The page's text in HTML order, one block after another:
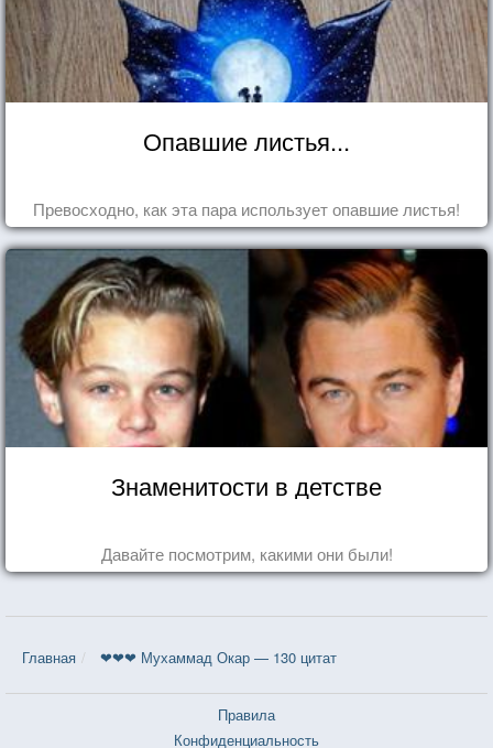
Опавшие листья...
Превосходно, как эта пара использует опавшие листья!
Знаменитости в детстве
Давайте посмотрим, какими они были!
Главная ❤❤❤ Мухаммад Окар — 130 цитат
Правила
Конфиденциальность